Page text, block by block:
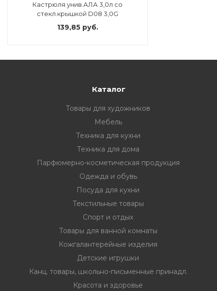
Кастрюля унив.АЛА 3,0л со
стекл.крышкой D08 3,0G
139,85 руб.
Каталог
Товары для художников
Мебель
Техника для кухни
Техника для дома
Парфюмерно-косметическая продукция
Одежда и обувь
Посуда для кухни
Текстильные товары
Спорт и отдых
Товары для ванной комнаты
Кожгалантерейные изделия
Детские игрушки
Канц. товары, школьно-письменные принадл.
Красота и здоровье